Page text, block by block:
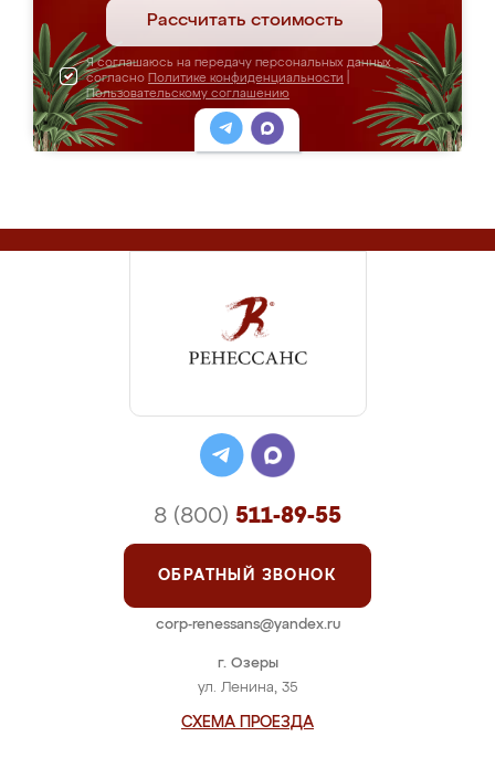
Рассчитать стоимость
Я соглашаюсь на передачу персональных данных
согласно Политике конфиденциальности
Пользовательскому соглашению
г. Озеры
ул. Ленина, 35
СХЕМА ПРОЕЗДА
8 (800) 511-89-55
ОБРАТНЫЙ ЗВОНОК
corp-renessans@yandex.ru